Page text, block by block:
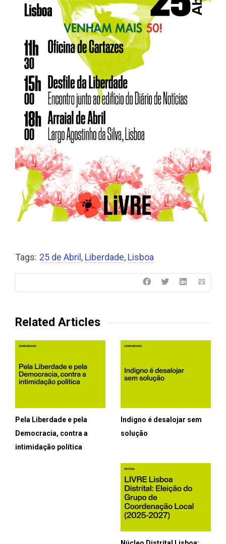
Tags: 25 de Abril , Liberdade, Lisboa
Related Articles
Pela Liberdade e pela
Democracia, contra a
intimidação política
Indigno é desalojar sem
solução